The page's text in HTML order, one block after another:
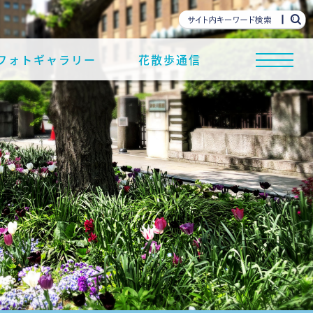
ォトギャラリー 花散歩通信